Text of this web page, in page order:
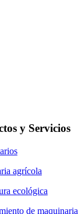
y Servicios
agrícola
ecológica
de maquinaria